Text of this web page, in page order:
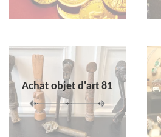
Achat objet d'art 81